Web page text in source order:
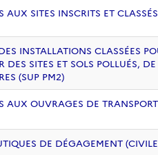
AUX SITES INSCRITS ET
INSTALLATIONS CLASSÉES
DES SITES ET SOLS POLLUÉS,
(SUP PM2)
AUX OUVRAGES DE
DE DÉGAGEMENT